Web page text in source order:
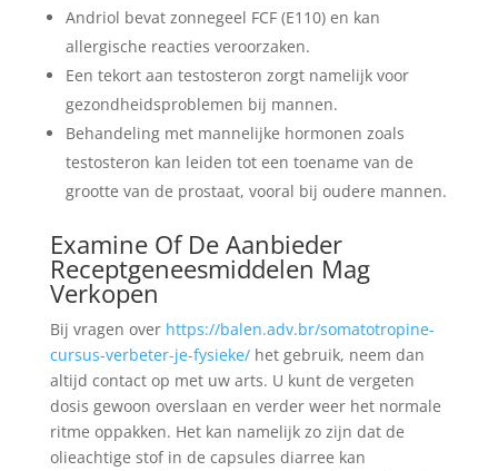
Andriol bevat zonnegeel FCF (E110) en kan
allergische reacties veroorzaken.
Een tekort aan testosteron zorgt namelijk voor
gezondheidsproblemen bij mannen.
Behandeling met mannelijke hormonen zoals
testosteron kan leiden tot een toename van de
grootte van de prostaat, vooral bij oudere mannen.
Examine Of De Aanbieder
Receptgeneesmiddelen Mag
Verkopen
Bij vragen over https://balen.adv.br/somatotropine-
cursus-verbeter-je-fysieke/het gebruik, neem dan
altijd contact op met uw arts. U kunt de vergeten
dosis gewoon overslaan en verder weer het normale
ritme oppakken. Het kan namelijk zo zijn dat de
olieachtige stof in de capsules diarree kan